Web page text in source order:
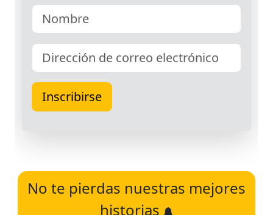
No te pierdas nuestras mejores
historias